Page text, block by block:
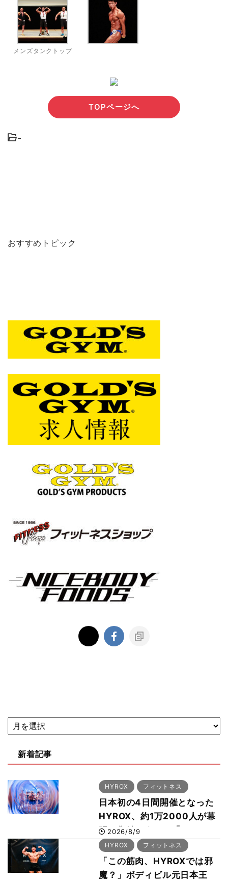
メンズタンクトップ
TOPページへ
-
おすすめトピック
新着記事
HYROX フィットネス
日本初の4日間開催となった
HYROX、約1万2000人が幕
張に集結 すでに「2028、
29年の大会も準備」
2026/8/9
HYROX フィットネス
「この筋肉、HYROXでは邪
魔？」ボディビル元日本王